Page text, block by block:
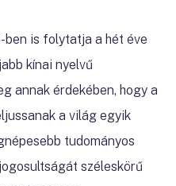
is folytatja a hét éve
kínai nyelvű
annak érdekében, hogy a
a világ egyik
tudományos
széleskörű